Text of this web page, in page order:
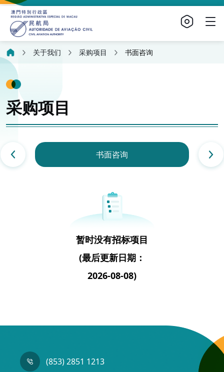
关于我们 采购项目 书面咨询
采购项目
书面咨询
暂时没有招标项目
(最后更新日期：
2026-08-08)
(853) 2851 1213